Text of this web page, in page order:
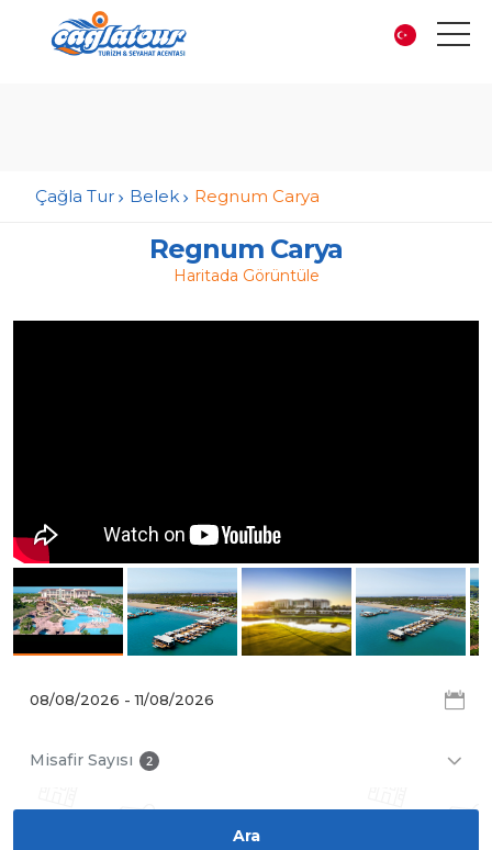
Çağla Tur Belek Regnum Carya
Regnum Carya
Haritada Görüntüle
Misafir Sayısı 2